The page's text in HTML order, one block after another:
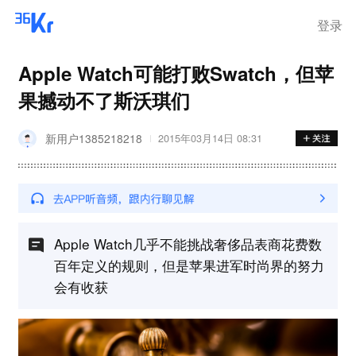
登录
Apple Watch可能打败Swatch，但苹
果撼动不了斯沃琪们
新用户1385218218 2015年03月14日 08:31
Apple Watch几乎不能挑战奢侈品表商花费数
百年定义的规则，但是苹果进军时尚界的努力
会有收获